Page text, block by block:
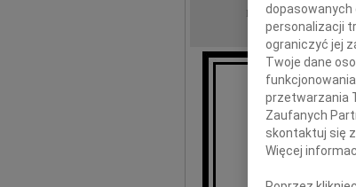
DATA EMISJI:
że
dopasowanych
personalizacji
ograniczyć jej
Twoje dane
przetwarzania
Zaufanych
skontaktuj się
Więcej